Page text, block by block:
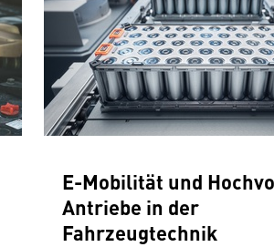
E-Mobilität und
Antriebe in der
Fahrzeugtechnik